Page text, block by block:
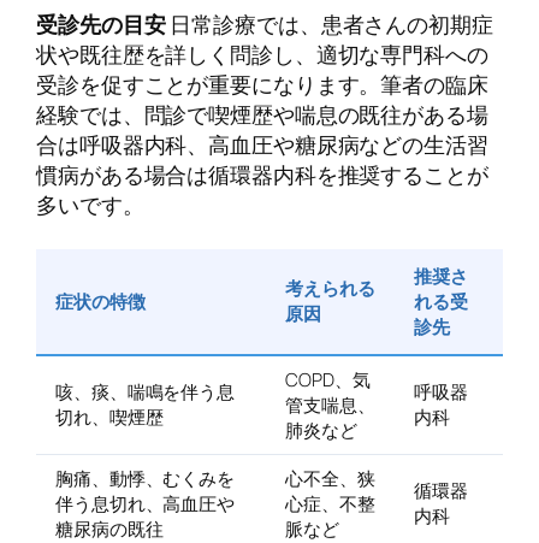
受診先の目安日常診療では、患者さんの初期症
状や既往歴を詳しく問診し、適切な専門科への
受診を促すことが重要になります。筆者の臨床
経験では、問診で喫煙歴や喘息の既往がある場
合は呼吸器内科、高血圧や糖尿病などの生活習
慣病がある場合は循環器内科を推奨することが
多いです。
症状の特徴
考えられる
原因
推奨さ
れる受
診先
咳、痰、喘鳴を伴う息
切れ、喫煙歴
COPD、気
管支喘息、
肺炎など
呼吸器
内科
胸痛、動悸、むくみを
伴う息切れ、高血圧や
糖尿病の既往
心不全、狭
心症、不整
脈など
循環器
内科